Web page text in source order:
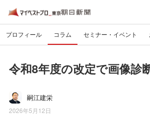
プロフィール コラム セミナー・イベント
令和8年度の改定で画像診
嗣江建栄
2026年5月12日